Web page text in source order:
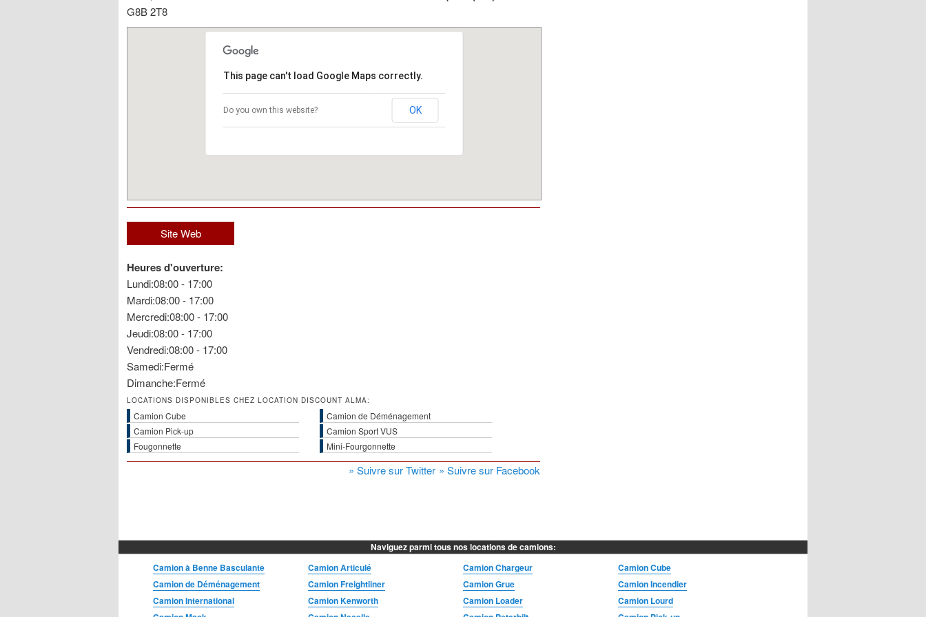
G8B 2T8
This page can't load Google Maps correctly.
Do you own this website? OK
Site Web
Heures d'ouverture:
Lundi:08:00 - 17:00
Mardi:08:00 - 17:00
Mercredi:08:00 - 17:00
Jeudi:08:00 - 17:00
Vendredi:08:00 - 17:00
Samedi:Fermé
Dimanche:Fermé
LOCATIONS DISPONIBLES CHEZ LOCATION DISCOUNT ALMA:
Camion Cube
Camion de Déménagement
Camion Pick-up
Camion Sport VUS
Fougonnette
Mini-Fourgonnette
» Suivre sur Facebook
» Suivre sur Twitter
Naviguez parmi tous nos locations de camions:
Camion à Benne Basculante
Camion Articulé Camion Chargeur
Camion Cube
Camion de Déménagement
Camion Freightliner Camion Grue
Camion Incendier
Camion International
Camion Kenworth Camion Loader
Camion Lourd